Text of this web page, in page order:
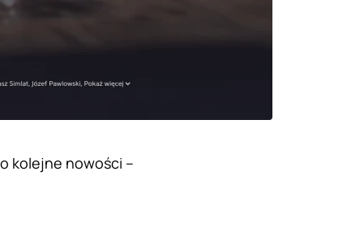
kolejne nowości –